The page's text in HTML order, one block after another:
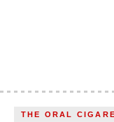
THE ORAL